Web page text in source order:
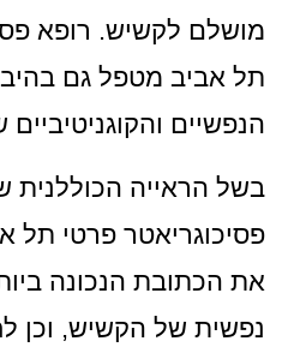
מושלם לקשיש. רופא
תל אביב מטפל גם
הנפשיים והקוגניטיביים
בשל הראייה הכוללנית
פסיכוגריאטר פרטי תל
את הכתובת הנכונה
נפשית של הקשיש, וכן